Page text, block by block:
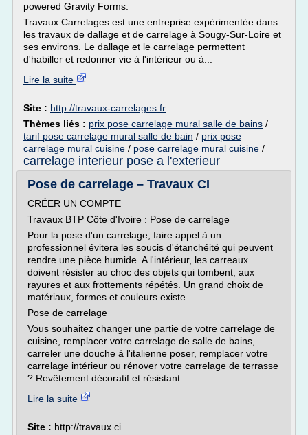
powered Gravity Forms.
Travaux Carrelages est une entreprise expérimentée dans
les travaux de dallage et de carrelage à Sougy-Sur-Loire et
ses environs. Le dallage et le carrelage permettent
d'habiller et redonner vie à l'intérieur ou à...
Lire la suite
Site : http://travaux-carrelages.fr
Thèmes liés : prix pose carrelage mural salle de bains /
tarif pose carrelage mural salle de bain / prix pose
carrelage mural cuisine / pose carrelage mural cuisine /
carrelage interieur pose a l'exterieur
Pose de carrelage – Travaux CI
CRÉER UN COMPTE
Travaux BTP Côte d'Ivoire : Pose de carrelage
Pour la pose d'un carrelage, faire appel à un
professionnel évitera les soucis d'étanchéité qui peuvent
rendre une pièce humide. A l'intérieur, les carreaux
doivent résister au choc des objets qui tombent, aux
rayures et aux frottements répétés. Un grand choix de
matériaux, formes et couleurs existe.
Pose de carrelage
Vous souhaitez changer une partie de votre carrelage de
cuisine, remplacer votre carrelage de salle de bains,
carreler une douche à l'italienne poser, remplacer votre
carrelage intérieur ou rénover votre carrelage de terrasse
? Revêtement décoratif et résistant...
Lire la suite
Site : http://travaux.ci